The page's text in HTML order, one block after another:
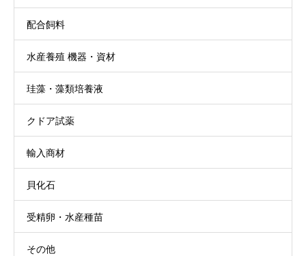
配合飼料
水産養殖 機器・資材
珪藻・藻類培養液
クドア試薬
輸入商材
貝化石
受精卵・水産種苗
その他